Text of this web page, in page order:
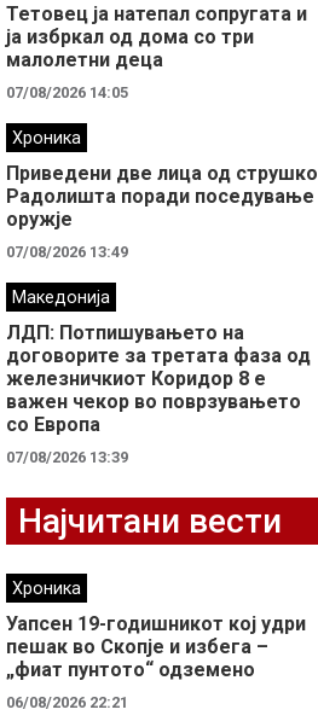
Тетовец ја натепал сопругата и
ја избркал од дома со три
малолетни деца
07/08/2026 14:05
Хроника
Приведени две лица од струшко
Радолишта поради поседување
оружје
07/08/2026 13:49
Македонија
ЛДП: Потпишувањето на
договорите за третата фаза од
железничкиот Коридор 8 е
важен чекор во поврзувањето
со Европа
07/08/2026 13:39
Најчитани вести
Хроника
Уапсен 19-годишникот кој удри
пешак во Скопје и избега –
„фиат пунтото“ одземено
06/08/2026 22:21